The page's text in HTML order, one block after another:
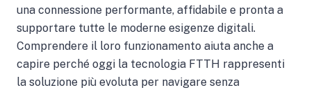
una connessione performante, affidabile e pronta a
supportare tutte le moderne esigenze digitali.
Comprendere il loro funzionamento aiuta anche a
capire perché oggi la tecnologia FTTH rappresenti
la soluzione più evoluta per navigare senza